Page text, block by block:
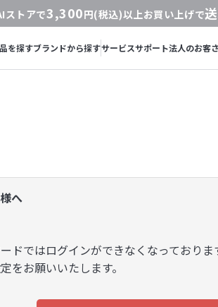
ストアで3,300円(税込)以上お買い上げで
を探すブランドから探すサービスサポート法人のお客
へ
ではログインができなくなっておりま
をお願いいたします。